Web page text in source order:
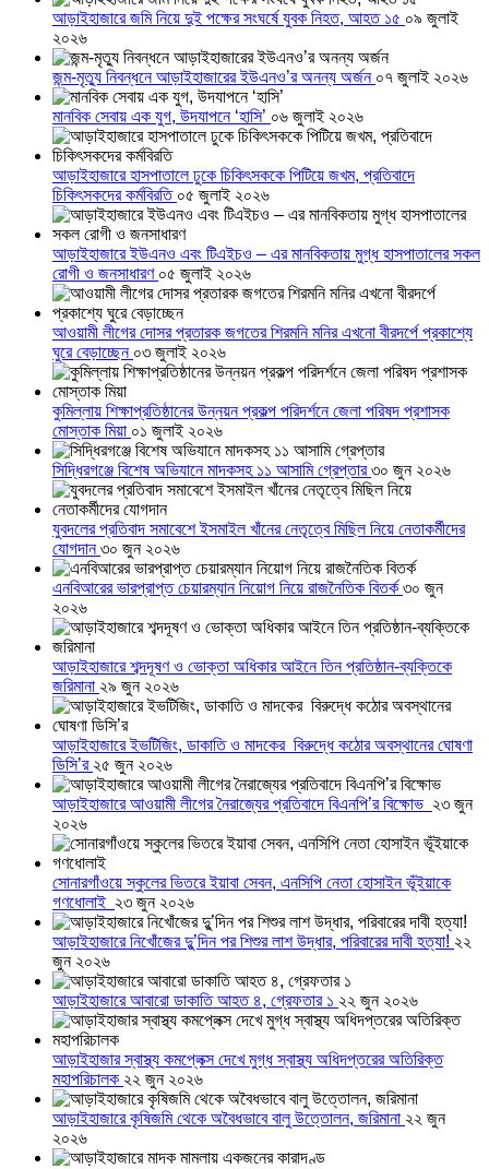
আড়াইহাজারে জমি নিয়ে দুই পক্ষের সংঘর্ষে যুবক নিহত, আহত ১৫ ০৯ জুলাই
২০২৬
জন্ম-মৃত্যু নিবন্ধনে আড়াইহাজারের ইউএনও’র অনন্য অর্জন ০৭ জুলাই ২০২৬
মানবিক সেবায় এক যুগ, উদযাপনে ‘হাসি’ ০৬ জুলাই ২০২৬
আড়াইহাজারে হাসপাতালে ঢুকে চিকিৎসককে পিটিয়ে জখম, প্রতিবাদে
চিকিৎসকদের কর্মবিরতি ০৫ জুলাই ২০২৬
আড়াইহাজারে ইউএনও এবং টিএইচও – এর মানবিকতায় মুগ্ধ হাসপাতালের সকল
রোগী ও জনসাধারণ ০৫ জুলাই ২০২৬
আওয়ামী লীগের দোসর প্রতারক জগতের শিরমনি মনির এখনো বীরদর্পে প্রকাশ্যে
ঘুরে বেড়াচ্ছেন ০৩ জুলাই ২০২৬
কুমিল্লায় শিক্ষাপ্রতিষ্ঠানের উন্নয়ন প্রকল্প পরিদর্শনে জেলা পরিষদ প্রশাসক
মোস্তাক মিয়া ০১ জুলাই ২০২৬
সিদ্ধিরগঞ্জে বিশেষ অভিযানে মাদকসহ ১১ আসামি গ্রেপ্তার৩০ জুন ২০২৬
যুবদলের প্রতিবাদ সমাবেশে ইসমাইল খাঁনের নেতৃত্বে মিছিল নিয়ে নেতাকর্মীদের
যোগদান৩০ জুন ২০২৬
এনবিআরের ভারপ্রাপ্ত চেয়ারম্যান নিয়োগ নিয়ে রাজনৈতিক বিতর্ক ৩০ জুন
২০২৬
আড়াইহাজারে শব্দদূষণ ও ভোক্তা অধিকার আইনে তিন প্রতিষ্ঠান-ব্যক্তিকে
জরিমানা ২৯ জুন ২০২৬
আড়াইহাজারে ইভটিজিং, ডাকাতি ও মাদকের বিরুদ্ধে কঠোর অবস্থানের ঘোষণা
ডিসি’র ২৫ জুন ২০২৬
আড়াইহাজারে আওয়ামী লীগের নৈরাজ্যের প্রতিবাদে বিএনপি’র বিক্ষোভ ২৩ জুন
২০২৬
সোনারগাঁওয়ে স্কুলের ভিতরে ইয়াবা সেবন, এনসিপি নেতা হোসাইন ভূঁইয়াকে
গণধোলাই ২৩ জুন ২০২৬
আড়াইহাজারে নিখোঁজের দুু’দিন পর শিশুর লাশ উদ্ধার, পরিবারের দাবী হত্যা! ২২
জুন ২০২৬
আড়াইহাজারে আবারো ডাকাতি আহত ৪, গ্রেফতার ১ ২২ জুন ২০২৬
আড়াইহাজার স্বাস্থ্য কমপ্লেক্স দেখে মুগ্ধ স্বাস্থ্য অধিদপ্তরের অতিরিক্ত
মহাপরিচালক ২২ জুন ২০২৬
আড়াইহাজারে কৃষিজমি থেকে অবৈধভাবে বালু উত্তোলন, জরিমানা ২২ জুন
২০২৬